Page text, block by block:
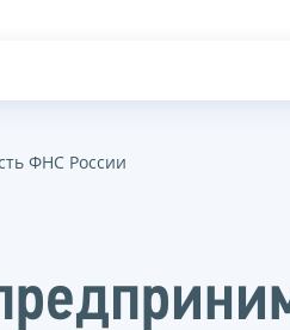
ФНС России